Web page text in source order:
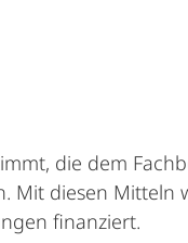
die dem
Mit diesen Mitteln
finanziert.